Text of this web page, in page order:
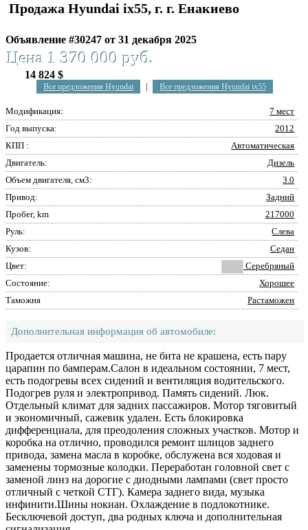
Продажа Hyundai ix55, г. г. Енакиево
Объявление #30247 от 31 декабря 2025
Цена 1 370 000 руб.
14 824 $
Все предложения Hyundai Все предложения Hyundai ix55
Модификация:
7 мест
Год выпуска:
2012
КПП :
Автоматическая
Двигатель:
Дизель
Объем двигателя, см3:
3.0
Привод:
Задний
Пробег, km
217000
Руль:
Слева
Кузов:
Седан
Цвет:
Серебряный
Состояние:
Хорошее
Таможня
Растаможен
Дополнительная информация об автомобиле:
Продается отличная машина, не бита не крашена, есть пару
царапин по бамперам.Салон в идеальном состоянии, 7 мест,
есть подогревы всех сидений и вентиляция водительского.
Подогрев руля и электропривод. Память сидений. Люк.
Отдельный климат для задних пассажиров. Мотор тяговитый
и экономичный, сажевик удален. Есть блокировка
дифференциала, для преодоления сложных участков. Мотор и
коробка на отлично, проводился ремонт шлицов заднего
привода, замена масла в коробке, обслужена вся ходовая и
заменены тормозные колодки. Переработан головной свет с
заменой линз на дорогие с диодными лампами (свет просто
отличный с четкой СТГ). Камера заднего вида, музыка
инфинити.Шины нокиан. Охлаждение в подлокотнике.
Бесключевой доступ, два родных ключа и дополнительная